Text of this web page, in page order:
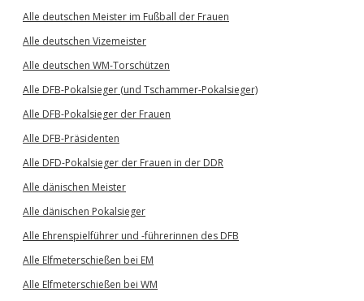
Alle deutschen Meister im Fußball der Frauen
Alle deutschen Vizemeister
Alle deutschen WM-Torschützen
Alle DFB-Pokalsieger (und Tschammer-Pokalsieger)
Alle DFB-Pokalsieger der Frauen
Alle DFB-Präsidenten
Alle DFD-Pokalsieger der Frauen in der DDR
Alle dänischen Meister
Alle dänischen Pokalsieger
Alle Ehrenspielführer und -führerinnen des DFB
Alle Elfmeterschießen bei EM
Alle Elfmeterschießen bei WM